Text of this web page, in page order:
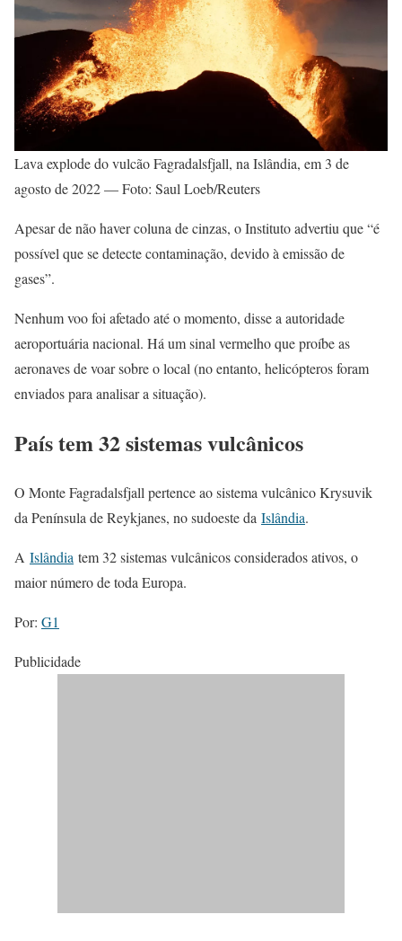
Lava explode do vulcão Fagradalsfjall, na Islândia, em 3 de
agosto de 2022 — Foto: Saul Loeb/Reuters
Apesar de não haver coluna de cinzas, o Instituto advertiu que “é
possível que se detecte contaminação, devido à emissão de
gases”.
Nenhum voo foi afetado até o momento, disse a autoridade
aeroportuária nacional. Há um sinal vermelho que proíbe as
aeronaves de voar sobre o local (no entanto, helicópteros foram
enviados para analisar a situação).
País tem 32 sistemas vulcânicos
O Monte Fagradalsfjall pertence ao sistema vulcânico Krysuvik
da Península de Reykjanes, no sudoeste da Islândia.
A Islândia tem 32 sistemas vulcânicos considerados ativos, o
maior número de toda Europa.
Por: G1
Publicidade